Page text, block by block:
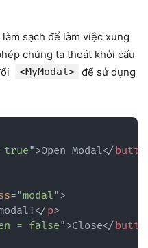
sạch để làm việc xung
chúng ta thoát khỏi cấu
<MyModal> để sử dụng
true">Open Modal</
="modal">
</p>
= false">Close</